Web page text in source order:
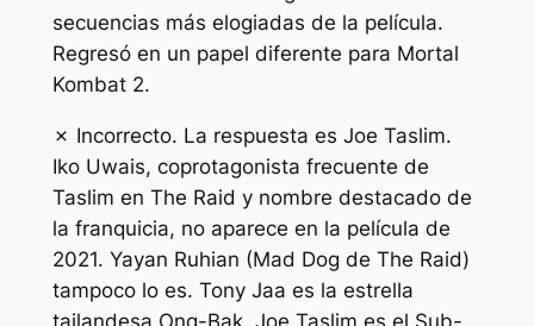
secuencias más elogiadas de la película.
Regresó en un papel diferente para Mortal
Kombat 2.
✗ Incorrecto. La respuesta es Joe Taslim.
Iko Uwais, coprotagonista frecuente de
Taslim en The Raid y nombre destacado de
la franquicia, no aparece en la película de
2021. Yayan Ruhian (Mad Dog de The Raid)
tampoco lo es. Tony Jaa es la estrella
tailandesa Ong-Bak. Joe Taslim es el Sub-